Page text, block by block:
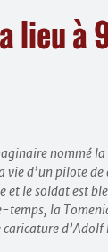
lieu à
nommé
d’un pilote de
et le soldat est
temps, la
d’Adolf